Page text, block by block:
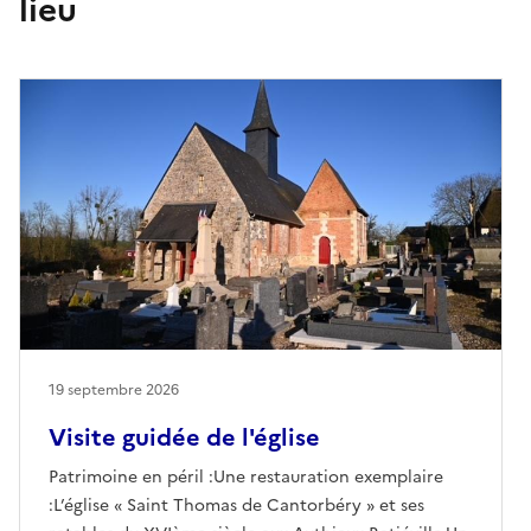
Visite guidée de l'église
Patrimoine en péril :Une restauration exemplaire
:L’église « Saint Thomas de Cantorbéry » et ses
19 septembre 2026